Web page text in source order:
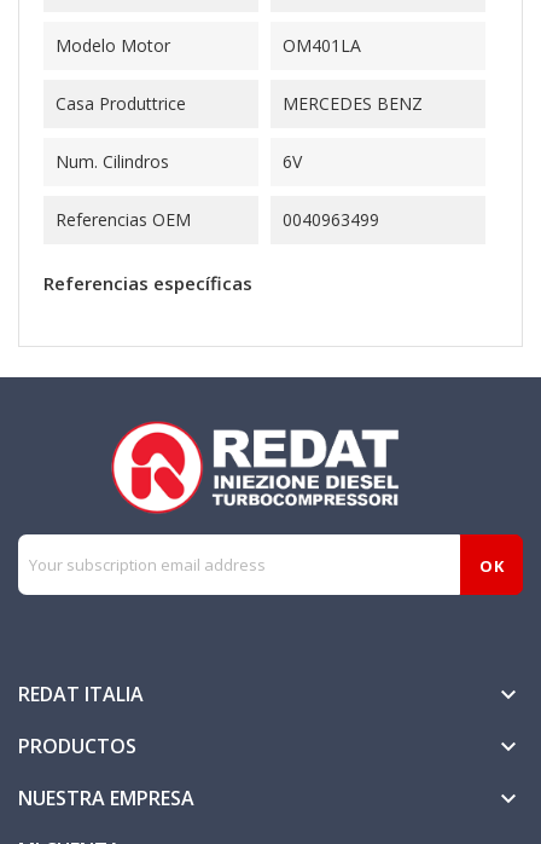
Modelo Motor OM401LA
Casa Produttrice MERCEDES BENZ
Num. Cilindros 6V
Referencias OEM 0040963499
Referencias específicas
REDAT ITALIA 
PRODUCTOS 
NUESTRA EMPRESA 